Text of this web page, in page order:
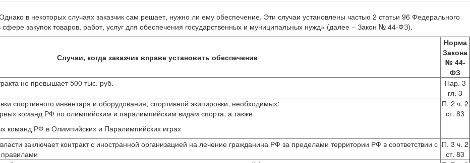
в некоторых случаях заказчик сам решает, нужно ли ему обеспечение. Эти случаи установлены частью 2 статьи 96 Федерального
закупок товаров, работ, услуг для обеспечения государственных и муниципальных нужд» (далее – Закон № 44-ФЗ).
Случаи, когда заказчик вправе установить обеспечение
Норма
Закона
№ 44-
ФЗ
не превышает 500 тыс. руб.
Пар. 3
гл. 3
спортивного инвентаря и оборудования, спортивной экипировки, необходимых:
команд РФ по олимпийским и паралимпийским видам спорта, а также
команд РФ в Олимпийских и Паралимпийских играх
П. 2 ч. 2
ст. 83
заключает контракт с иностранной организацией на лечение гражданина РФ за пределами территории РФ в соответствии с П. 3 ч. 2
ст. 83